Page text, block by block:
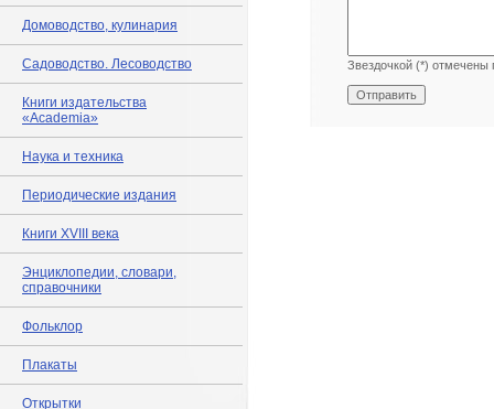
Домоводство, кулинария
Садоводство. Лесоводство
Книги издательства
«Academia»
Наука и техника
Периодические издания
Книги XVIII века
Энциклопедии, словари,
справочники
Фольклор
Плакаты
Открытки
Звездочкой (*) отмечены